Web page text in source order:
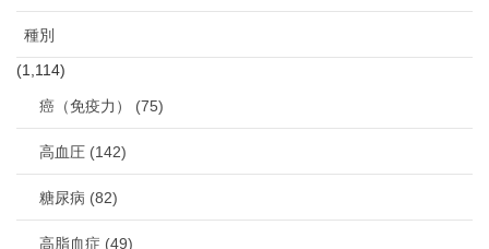
種別
(1,114)
癌（免疫力） (75)
高血圧 (142)
糖尿病 (82)
高脂血症 (49)